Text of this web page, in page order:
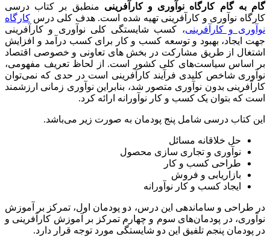
گام به گام کارگاه نوآوری و کارآفرینی منطبق بر کتاب درسی
کارگاه نوآوری و کارآفرینی تهیه شده است. هدف کلی درس کارگاه
نوآوری و کارآفرینی، کسب شایستگی کلی نوآوری و کارآفرینی
جهت ایجاد، بهبود و توسعه کسب و کار برای کسب درآمد و افزایش
اشتغال از طریق مشارکت در بخش های تعاونی و خصوصی اقتصاد
بر اساس سیاست‌های کلی کشور است. از لحاظ تعریف مفهومی،
نوآوری شاخص کلیدی فرآیند کارآفرینی است در حدی که نمی‌توان
کارآفرینی بدون نوآوری متصور شد، بنابراین نوآوری زمانی ارزشمند
است که بتوان یک کسب و کار نوآورانه ارائه کرد.
این کتاب درسی شامل پنج پودمان به صورت زیر می‌باشد.
حل خلاقانه مسائل
نوآوری و تجاری سازی محصول
طراحی کسب و کار
بازاریابی و فروش
ایجاد کسب و کار نوآورانه
در طراحی و ساماندهی این درس، دو پودمان اول، تمرکز بر آموزش
نوآوری، در پودمان‌های سوم و چهارم تمرکز بر آموزش کارآفرینی و
در پودمان پنجم تلفیق این دو شایستگی مورد توجه قرار دارد.